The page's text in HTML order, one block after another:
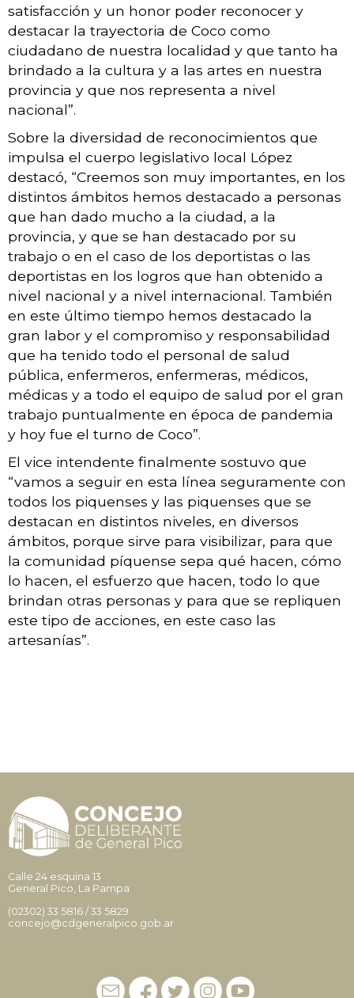
satisfacción y un honor poder reconocer y
destacar la trayectoria de Coco como
ciudadano de nuestra localidad y que tanto ha
brindado a la cultura y a las artes en nuestra
provincia y que nos representa a nivel
nacional”.
Sobre la diversidad de reconocimientos que
impulsa el cuerpo legislativo local López
destacó, “Creemos son muy importantes, en los
distintos ámbitos hemos destacado a personas
que han dado mucho a la ciudad, a la
provincia, y que se han destacado por su
trabajo o en el caso de los deportistas o las
deportistas en los logros que han obtenido a
nivel nacional y a nivel internacional. También
en este último tiempo hemos destacado la
gran labor y el compromiso y responsabilidad
que ha tenido todo el personal de salud
pública, enfermeros, enfermeras, médicos,
médicas y a todo el equipo de salud por el gran
trabajo puntualmente en época de pandemia
y hoy fue el turno de Coco”.
El vice intendente finalmente sostuvo que
“vamos a seguir en esta línea seguramente con
todos los piquenses y las piquenses que se
destacan en distintos niveles, en diversos
ámbitos, porque sirve para visibilizar, para que
la comunidad píquense sepa qué hacen, cómo
lo hacen, el esfuerzo que hacen, todo lo que
brindan otras personas y para que se repliquen
este tipo de acciones, en este caso las
artesanías”.
Calle 24 esquina 13
General Pico, La Pampa
(02302) 33 5816 /33 5829
concejo@cdgeneralpico.gob.ar